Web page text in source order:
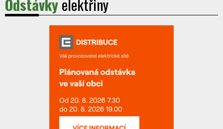
Odstávkyelektřiny